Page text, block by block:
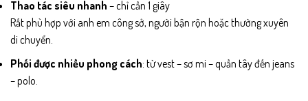
Thao tác siêu nhanh – chỉ cần 1 giây
Rất phù hợp với anh em công sở, người bận rộn hoặc thường xuyên
di chuyển.
Phối được nhiều phong cách: từ vest – sơ mi – quần tây đến jeans
– polo.